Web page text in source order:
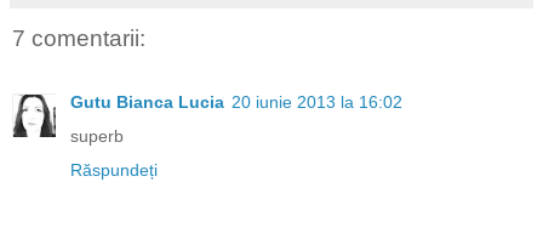
7 comentarii:
Gutu Bianca Lucia 20 iunie 2013 la 16:02
superb
Răspundeți